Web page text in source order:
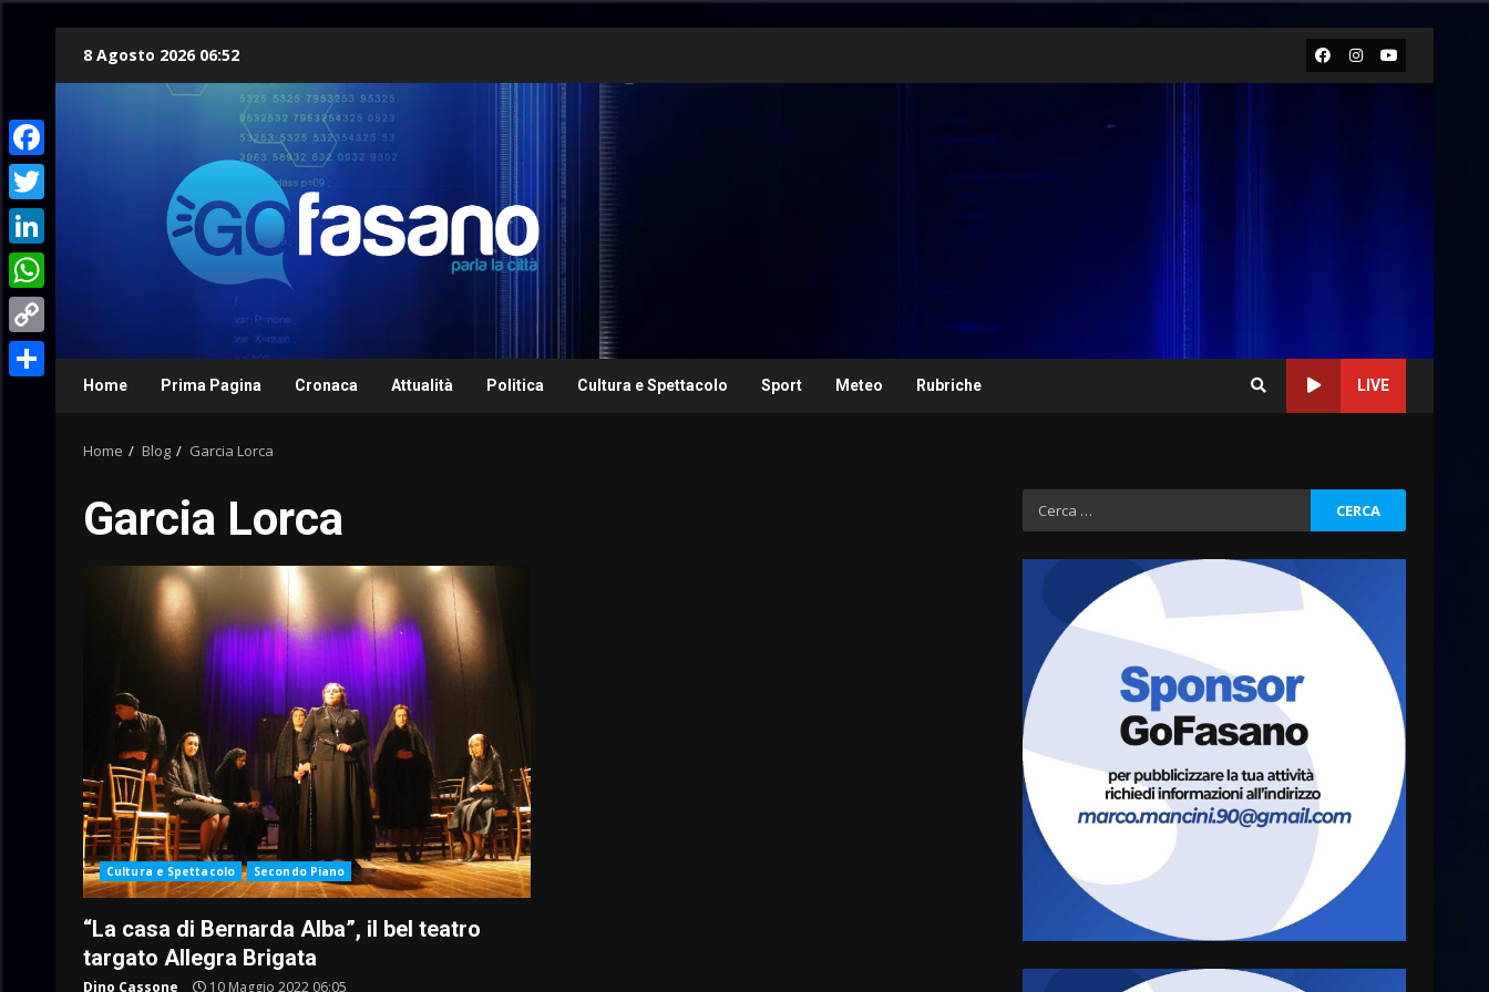
8 Agosto 2026 06:52 Facebook
Instagram
Youtube
Home Prima Pagina Cronaca Attualità Politica Cultura e Spettacolo Sport Meteo Rubriche LIVE
Home Blog Garcia Lorca
Garcia Lorca
Cultura e Spettacolo Secondo Piano
“La casa di Bernarda Alba”, il bel teatro
targato Allegra Brigata
Dino Cassone 10 Maggio 2022 06:05
Ricerca
per:
Fasanese ferito a colpi di
arma da fuoco
6 Agosto 2026 18:13
4
Carta d’identità: continua il
piano di aperture
straordinarie del Comune di
Fasano
6 Agosto 2026 14:16
5
Grazia Neglia, coordinatrice
cittadina di Fratelli d’Italia,
pronta a tornare in Consiglio
6 Agosto 2026 08:00
Facebook
Twitter
LinkedIn
WhatsApp
Copy